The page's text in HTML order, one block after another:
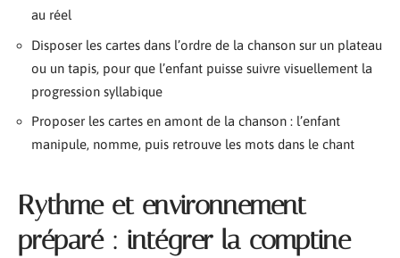
au réel
Disposer les cartes dans l’ordre de la chanson sur un plateau
ou un tapis, pour que l’enfant puisse suivre visuellement la
progression syllabique
Proposer les cartes en amont de la chanson : l’enfant
manipule, nomme, puis retrouve les mots dans le chant
Rythme et environnement
préparé : intégrer la comptine